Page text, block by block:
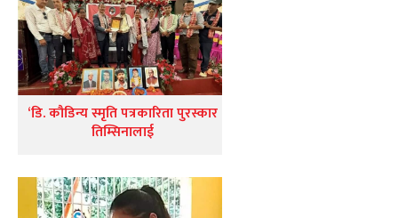
‘डि. कौडिन्य स्मृति पत्रकारिता पुरस्कार
तिम्सिनालाई